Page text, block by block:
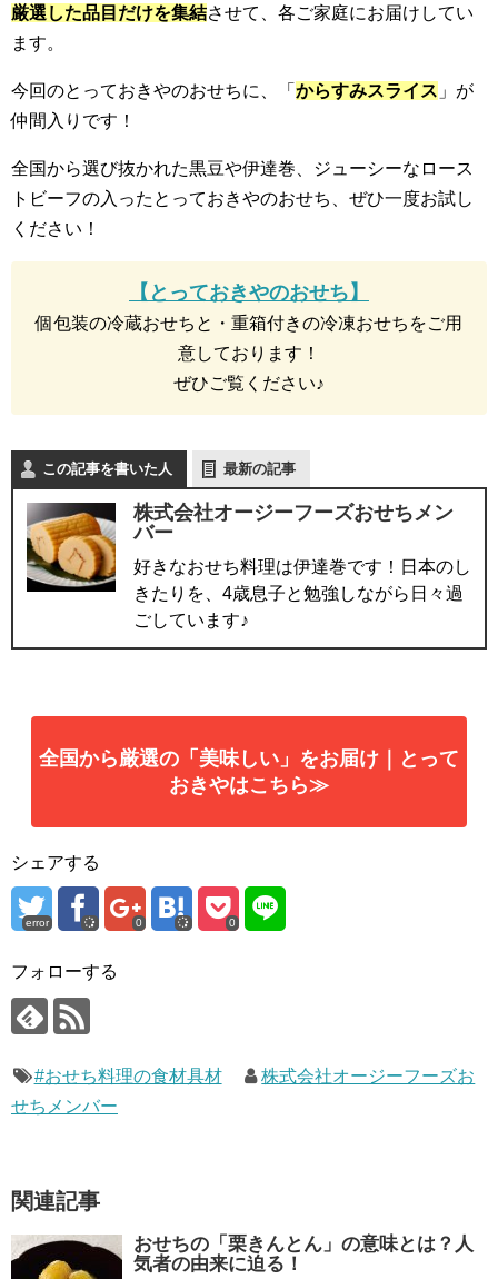
厳選した品目だけを集結させて、各ご家庭にお届けしてい
ます。
今回のとっておきやのおせちに、「 からすみスライス 」が
仲間入りです！
全国から選び抜かれた黒豆や伊達巻、ジューシーなロース
トビーフの入ったとっておきやのおせち、ぜひ一度お試し
ください！
【とっておきやのおせち】
個包装の冷蔵おせちと・重箱付きの冷凍おせちをご用
意しております！
ぜひご覧ください♪
この記事を書いた人 最新の記事
株式会社オージーフーズおせちメン
バー
好きなおせち料理は伊達巻です！日本のし
きたりを、4歳息子と勉強しながら日々過
ごしています♪
全国から厳選の「美味しい」をお届け｜とって
おきやはこちら≫
シェアする
error 0 0
フォローする
#おせち料理の食材具材
株式会社オージーフーズお
せちメンバー
関連記事
おせちの「栗きんとん」の意味とは？人
気者の由来に迫る！